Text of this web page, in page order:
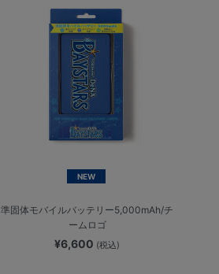
NEW
準固体モバイルバッテリー5,000mAh/チ
ームロゴ
¥6,600 (税込)